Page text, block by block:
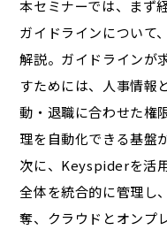
本セミナーでは、まず
ガイドラインについて
解説。ガイドラインが
すためには、人事情報
動・退職に合わせた権
理を自動化できる基盤
次に、Keyspiderを活
全体を統合的に管理し
奪、クラウドとオンプ